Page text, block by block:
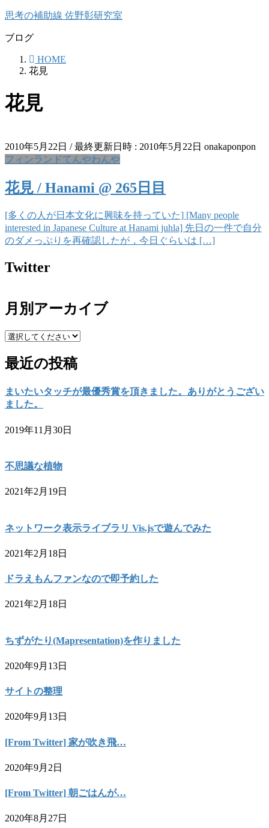
コ
テ
ス
キ
ナ
ゲ
ン
に
思考の補助線 佐野彰研究室
ブログ
HOME
花見
花見
2010年5月22日 / 最終更新日時 : 2010年5月22日 onakaponpon
フィンランドてんやわんや
花見 / Hanami @ 265日目
[多くの人が日本文化に興味を持っていた] [Many people
interested in Japanese Culture at Hanami juhla] 先日の一件で自分
のダメっぷりを再確認したが，今日ぐらいは […]
Twitter
月別アーカイブ
最近の投稿
まいたいタッチが最優秀賞を頂きました。ありがとうござい
ました。
2019年11月30日
不思議な植物
2021年2月19日
ネットワーク表示ライブラリ Vis.jsで遊んでみた
2021年2月18日
ドラえもんファンなので即予約した
2021年2月18日
ちずがたり(Mapresentation)を作りました
2020年9月13日
サイトの整理
2020年9月13日
[From Twitter] 家が吹き飛…
2020年9月2日
[From Twitter] 朝ごはんが…
2020年8月27日